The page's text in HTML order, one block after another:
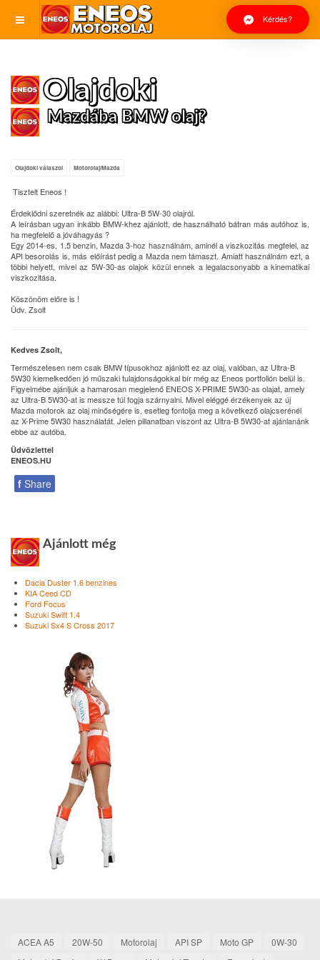
Kérdés?
Olajdoki
Mazdába BMW olaj?
Olajdoki válaszol Motorolaj/Mazda
Tisztelt Eneos !
Érdeklődni szeretnék az alábbi: Ultra-B 5W-30 olajról.
A leírásban ugyan inkább BMW-khez ajánlott, de használható bátran más autóhoz is,
ha megfelelő a jóváhagyás ?
Egy 2014-es, 1.5 benzin, Mazda 3-hoz használnám, aminél a viszkozitás megfelel, az
API besorolás is, más előírást pedig a Mazda nem támaszt. Amiatt használnám ezt, a
többi helyett, mivel az 5W-30-as olajok közül ennek a legalacsonyabb a kinematikai
viszkozitása.
Köszönöm előre is !
Üdv. Zsolt
Kedves Zsolt,
Természetesen nem csak BMW típusokhoz ajánlott ez az olaj, valóban, az Ultra-B
5W30 kiemelkedően jó műszaki tulajdonságokkal bír még az Eneos portfolión belül is.
Figyelmébe ajánljuk a hamarosan megjelenő ENEOS X-PRIME 5W30-as olajat, amely
az Ultra-B 5W30-at is messze túl fogja szárnyalni. Mivel eléggé érzékenyek az új
Mazda motorok az olaj minőségére is, esetleg fontolja meg a következő olajcserénél
az X-Prime 5W30 használatát. Jelen pillanatban viszont az Ultra-B 5W30-at ajánlanánk
ebbe az autóba.
Üdvözlettel
ENEOS.HU
f Share
Ajánlott még
Dacia Duster 1.6 benzines
KIA Ceed CD
Ford Focus
Suzuki Swift 1.4
Suzuki Sx4 S Cross 2017
ACEA A5 20W-50 Motorolaj API SP Moto GP
0W-30